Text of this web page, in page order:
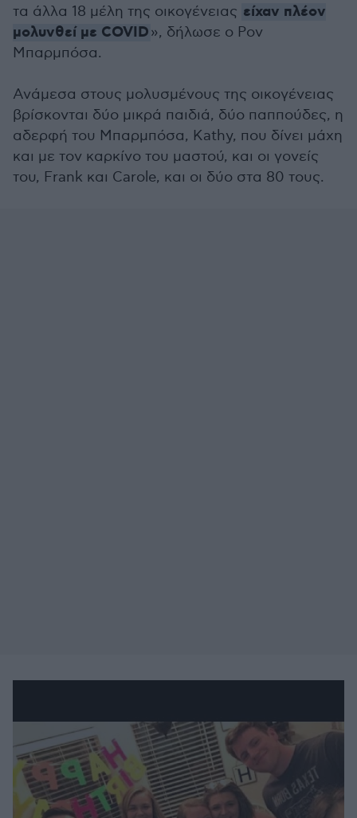
τα άλλα 18 μέλη της οικογένειας είχαν πλέον
μολυνθεί με COVID», δήλωσε ο Ρον
Μπαρμπόσα.
Ανάμεσα στους μολυσμένους της οικογένειας
βρίσκονται δύο μικρά παιδιά, δύο παππούδες, η
αδερφή του Μπαρμπόσα, Kathy, που δίνει μάχη
και με τον καρκίνο του μαστού, και οι γονείς
του, Frank και Carole, και οι δύο στα 80 τους.